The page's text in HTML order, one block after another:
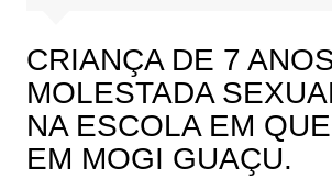
CRIANÇA DE 7
MOLESTADA
NA ESCOLA EM
EM MOGI GUAÇU.